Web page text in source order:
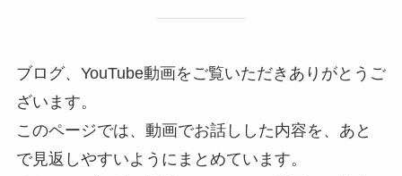
ブログ、YouTube動画をご覧いただきありがとうご
ざいます。
このページでは、動画でお話しした内容を、あと
で見返しやすいようにまとめています。